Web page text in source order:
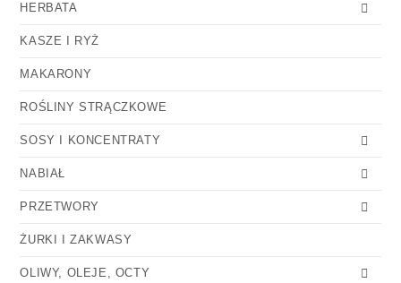
HERBATA
KASZE I RYŻ
MAKARONY
ROŚLINY STRĄCZKOWE
SOSY I KONCENTRATY
NABIAŁ
PRZETWORY
ŻURKI I ZAKWASY
OLIWY, OLEJE, OCTY